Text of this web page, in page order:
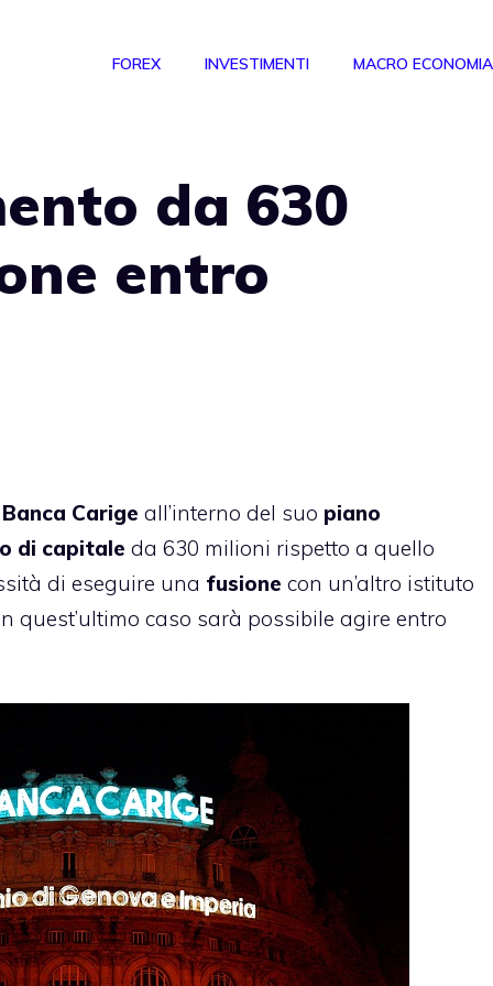
FOREX INVESTIMENTI MACRO ECONOMIA
da 630
entro
Banca Carige all’interno del suo piano
di capitale da 630 milioni rispetto a quello
di eseguire una fusione con un’altro istituto
quest’ultimo caso sarà possibile agire entro